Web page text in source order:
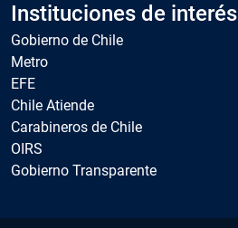
Instituciones de interés
Gobierno de Chile
Metro
EFE
Chile Atiende
Carabineros de Chile
OIRS
Gobierno Transparente